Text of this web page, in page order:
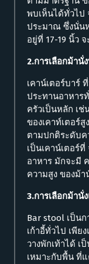
พบเห็นได้ทั่วไป
ประมาณ ซึ่งนั่น
อยู่ที่ 17-19 นิ้ว
2.การเลือกม้านั่
เคาน์เตอร์บาร์
ประทานอาหาร
ครัวเป็นหลัก เ
ของเคาท์เตอร์
ตามปกติระดับค
เป็นเคาน์เตอร์
อาหาร มักจะมี
ความสูง ของม้า
3.การเลือกม้า
Bar stool เป็น
เก้าอี้ทั่วไป เพี
วางพักเท้าได้ เ
เหมาะกับพื้น ที่แ